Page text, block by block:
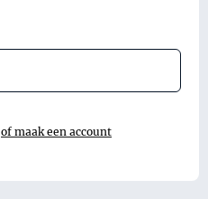
of maak een account